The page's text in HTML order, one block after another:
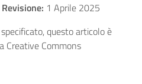
Revisione: 1 Aprile 2025
questo articolo è
Creative Commons